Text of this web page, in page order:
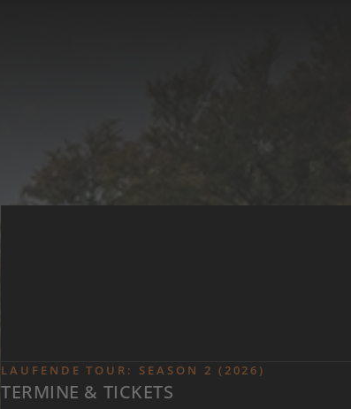
LAUFENDE TOUR: SEASON 2 (2026)
TERMINE & TICKETS